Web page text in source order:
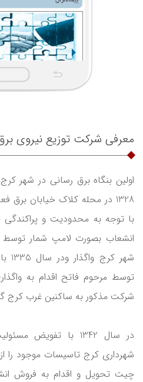
معرفی شرکت توزیع نیروی برق
اولین بنگاه برق رسانی در شهر
1328 در محله کلاک خیابان
با توجه به محدودیت و
انشعاب بصورت لامپ شمار توسط
توسط مرحوم فاتح اقدام به
شرکت مذکور به ساکنین غرب کرج
در سال 1342 با تفویض
شهرداری کرج تاسیسات موجود را
چیت تحویل و اقدام به فروش